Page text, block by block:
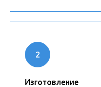
Изготовление